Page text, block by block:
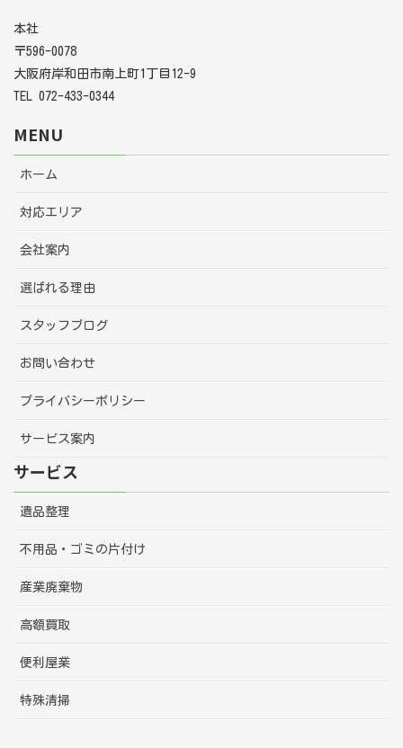
本社
〒596-0078
大阪府岸和田市南上町1丁目12-9
TEL 072-433-0344
MENU
ホーム
対応エリア
会社案内
選ばれる理由
スタッフブログ
お問い合わせ
プライバシーポリシー
サービス案内
サービス
遺品整理
不用品・ゴミの片付け
産業廃棄物
高額買取
便利屋業
特殊清掃